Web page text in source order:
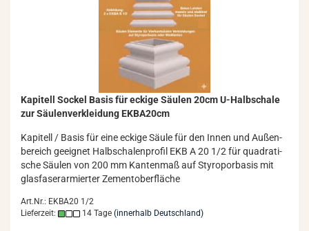
Ka­pi­tell So­ckel Basis für ecki­ge Säu­len 20cm U-​Halb­scha­le
zur Säu­len­ver­klei­dung EKBA20cm
Ka­pi­tell / Basis für eine ecki­ge Säule für den Innen und Au­ßen­
be­reich ge­eig­net Halb­scha­len­pro­fil EKB A 20 1/2 für qua­dra­ti­
sche Säu­len von 200 mm Kan­ten­maß auf Sty­ro­por­ba­sis mit
glas­fa­ser­ar­mier­ter Ze­ment­ober­flä­che
Art.Nr.: EKBA20 1/2
Lieferzeit:
14 Tage (innerhalb Deutschland)